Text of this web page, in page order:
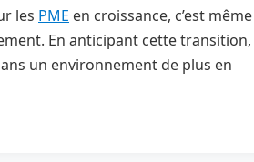
les PME en croissance, c’est même
En anticipant cette transition,
un environnement de plus en